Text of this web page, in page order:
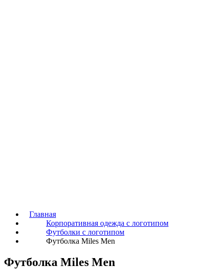
Главная
Корпоративная одежда с логотипом
Футболки с логотипом
Футболка Miles Men
Футболка Miles Men